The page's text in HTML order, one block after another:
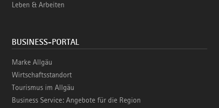
Leben & Arbeiten
BUSINESS-PORTAL
Marke Allgäu
Wirtschaftsstandort
Tourismus im Allgäu
Business Service: Angebote für die Region